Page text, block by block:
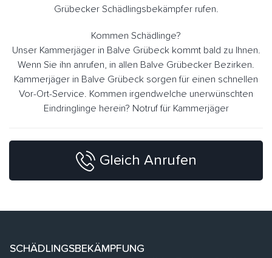
Grübecker Schädlingsbekämpfer rufen.
Kommen Schädlinge?
Unser Kammerjäger in Balve Grübeck kommt bald zu Ihnen.
Wenn Sie ihn anrufen, in allen Balve Grübecker Bezirken.
Kammerjäger in Balve Grübeck sorgen für einen schnellen
Vor-Ort-Service. Kommen irgendwelche unerwünschten
Eindringlinge herein? Notruf für Kammerjäger
Gleich Anrufen
SCHÄDLINGSBEKÄMPFUNG